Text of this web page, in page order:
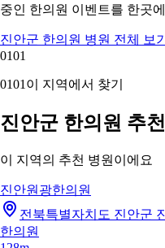
중인 한의원 이벤트를 한곳
진안군 한의원 병원 전체 보기
0101
0101 이 지역에서 찾기
진안군 한의원 추
이 지역의 추천 병원이에요
진안원광한의원
전북특별자치도 진안군
한의원